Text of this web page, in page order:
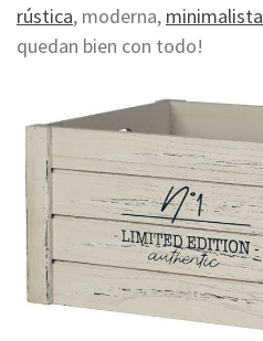
rústica, moderna, minimalista
quedan bien con todo!